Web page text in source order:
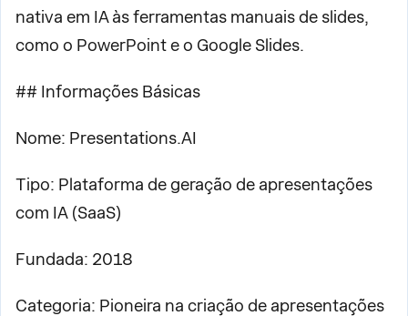
nativa em IA às ferramentas manuais de slides,
como o PowerPoint e o Google Slides.
## Informações Básicas
Nome: Presentations.AI
Tipo: Plataforma de geração de apresentações
com IA (SaaS)
Fundada: 2018
Categoria: Pioneira na criação de apresentações